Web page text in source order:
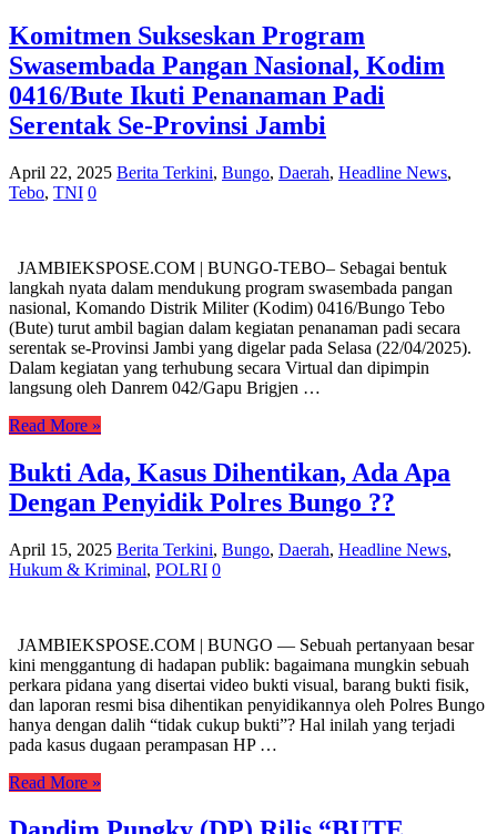
Komitmen Sukseskan Program
Swasembada Pangan Nasional, Kodim
0416/Bute Ikuti Penanaman Padi
Serentak Se-Provinsi Jambi
April 22, 2025 Berita Terkini, Bungo, Daerah, Headline News,
Tebo, TNI 0
JAMBIEKSPOSE.COM | BUNGO-TEBO– Sebagai bentuk
langkah nyata dalam mendukung program swasembada pangan
nasional, Komando Distrik Militer (Kodim) 0416/Bungo Tebo
(Bute) turut ambil bagian dalam kegiatan penanaman padi secara
serentak se-Provinsi Jambi yang digelar pada Selasa (22/04/2025).
Dalam kegiatan yang terhubung secara Virtual dan dipimpin
langsung oleh Danrem 042/Gapu Brigjen …
Read More »
Bukti Ada, Kasus Dihentikan, Ada Apa
Dengan Penyidik Polres Bungo ??
April 15, 2025 Berita Terkini, Bungo, Daerah, Headline News,
Hukum & Kriminal, POLRI 0
JAMBIEKSPOSE.COM | BUNGO — Sebuah pertanyaan besar
kini menggantung di hadapan publik: bagaimana mungkin sebuah
perkara pidana yang disertai video bukti visual, barang bukti fisik,
dan laporan resmi bisa dihentikan penyidikannya oleh Polres Bungo
hanya dengan dalih “tidak cukup bukti”? Hal inilah yang terjadi
pada kasus dugaan perampasan HP …
Read More »